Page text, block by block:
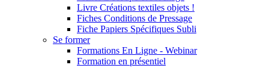
Livre Créations textiles objets !
Fiches Conditions de Pressage
Fiche Papiers Spécifiques Subli
Se former
Formations En Ligne - Webinar
Formation en présentiel